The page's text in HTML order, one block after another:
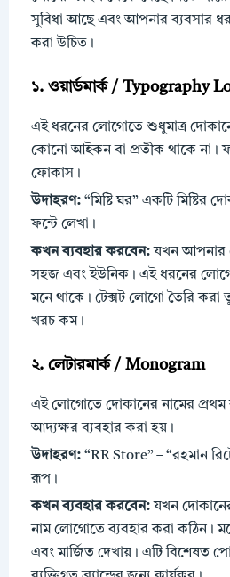
সুবিধা আছে এবং আপনার ব্যবসার
করা উচিত।
১. ওয়ার্ডমার্ক / Typography
এই ধরনের লোগোতে শুধুমাত্র
কোনো আইকন বা প্রতীক থাকে না।
ফোকাস।
উদাহরণ: “মিষ্টি ঘর” একটি মিষ্টির
ফন্টে লেখা।
কখন ব্যবহার করবেন:যখন আপনার
সহজ এবং ইউনিক। এই ধরনের
মনে থাকে। টেক্সট লোগো তৈরি
খরচ কম।
২. লেটারমার্ক / Monogram
এই লোগোতে দোকানের নামের প্রথম
আদ্যক্ষর ব্যবহার করা হয়।
উদাহরণ: “RR Store” – “রহমান
রূপ।
কখন ব্যবহার করবেন:যখন
নাম লোগোতে ব্যবহার করা কঠিন।
এবং মার্জিত দেখায়। এটি বিশেষত